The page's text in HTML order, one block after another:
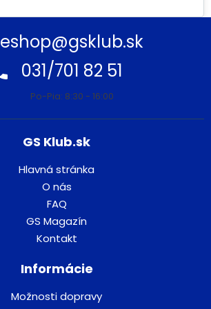
eshop@gsklub.sk
031/701 82 51
Po-Pia: 8:30 - 16:00
GS Klub.sk
Hlavná stránka
O nás
FAQ
GS Magazín
Kontakt
Informácie
Možnosti dopravy